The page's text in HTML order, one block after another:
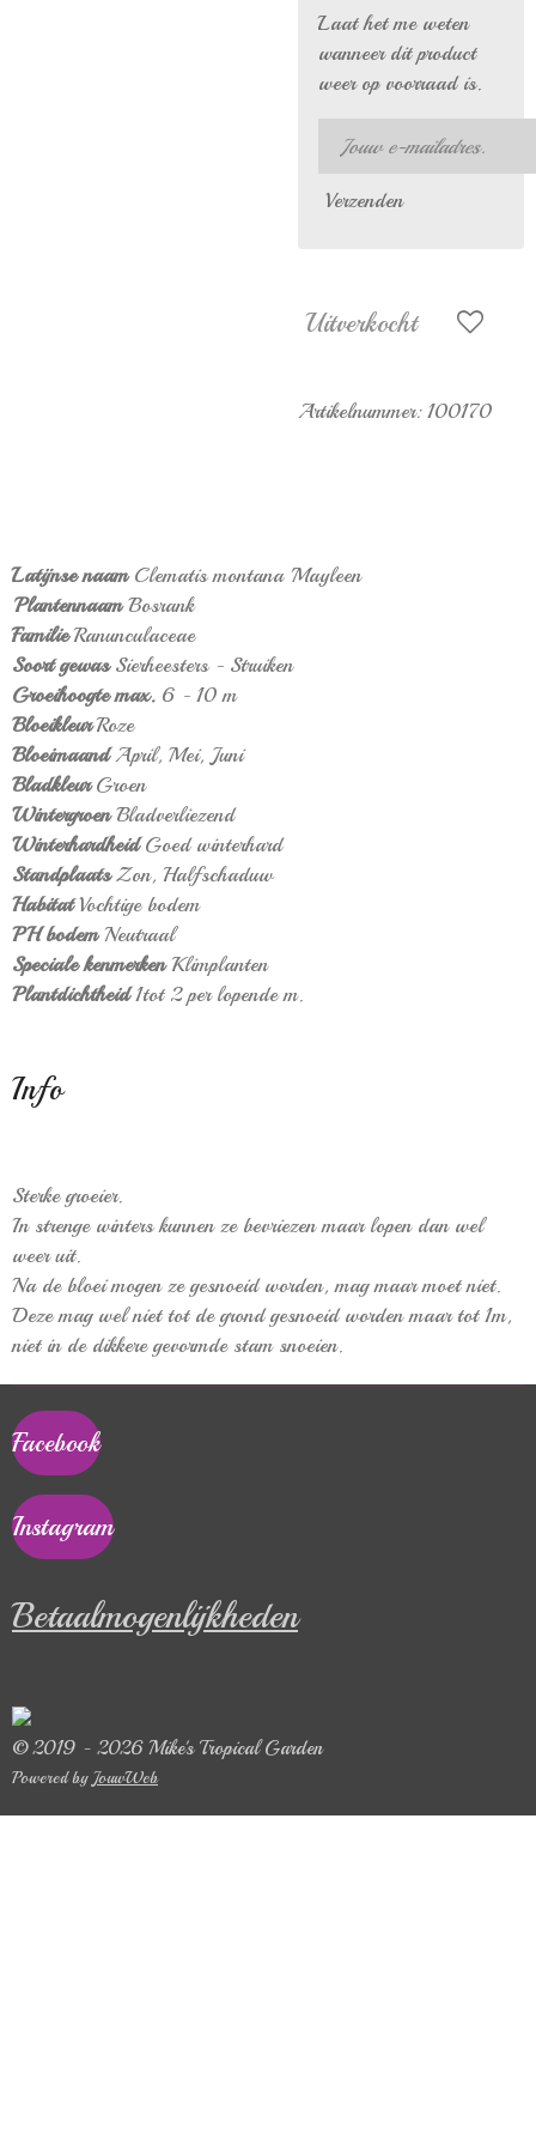
Laat het me weten
wanneer dit product
weer op voorraad is.
Verzenden
Uitverkocht
Artikelnummer: 100170
Latijnse naamClematis montana 'Mayleen
PlantennaamBosrank
FamilieRanunculaceae
Soort gewasSierheesters - Struiken
Groeihoogte max. 6 - 10 m
BloeikleurRoze
BloeimaandApril, Mei, Juni
BladkleurGroen
WintergroenBladverliezend
WinterhardheidGoed winterhard
StandplaatsZon, Halfschaduw
HabitatVochtige bodem
PH bodemNeutraal
Speciale kenmerkenKlimplanten
Plantdichtheid1tot 2 per lopende m.
Info
Sterke groeier.
In strenge winters kunnen ze bevriezen maar lopen dan wel
weer uit.
Na de bloei mogen ze gesnoeid worden, mag maar moet niet.
Deze mag wel niet tot de grond gesnoeid worden maar tot 1m,
niet in de dikkere gevormde stam snoeien.
Facebook
Instagram
Betaalmogenlijkheden
© 2019 - 2026 Mike's Tropical Garden
Powered byJouwWeb